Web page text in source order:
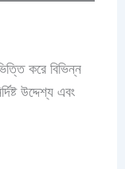
করে বিভিন্ন
উদ্দেশ্য এবং